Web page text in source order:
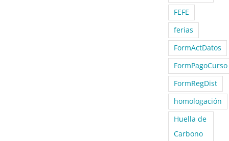
FEFE
ferias
FormActDatos
FormPagoCurso
FormRegDist
homologación
Huella de
Carbono